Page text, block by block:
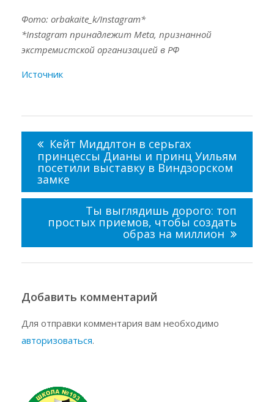
Фото: orbakaite_k/Instagram*
*Instagram принадлежит Meta, признанной
экстремистской организацией в РФ
Источник
записям
Кейт Миддлтон в серьгах
принцессы Дианы и принц Уильям
посетили выставку в Виндзорском
замке
Ты выглядишь дорого: топ
простых приемов, чтобы создать
образ на миллион
Добавить комментарий
Для отправки комментария вам необходимо
авторизоваться.